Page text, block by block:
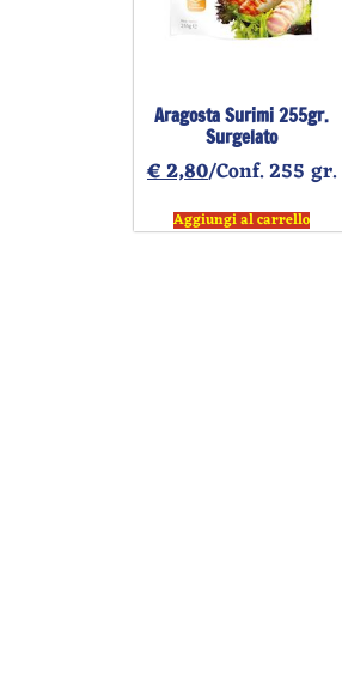
Aragosta Surimi 255gr.
Surgelato
€2,80/Conf. 255 gr.
Aggiungi al carrello